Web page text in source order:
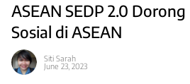
ASEAN SEDP 2.0
Sosial di ASEAN
Siti Sarah
June 23, 2023